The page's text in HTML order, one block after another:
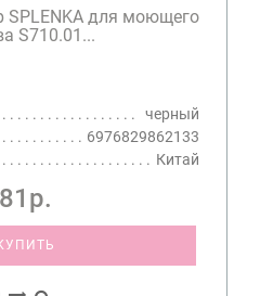
SPLENKA для моющего
S710.01...
черный
6976829862133
Китай